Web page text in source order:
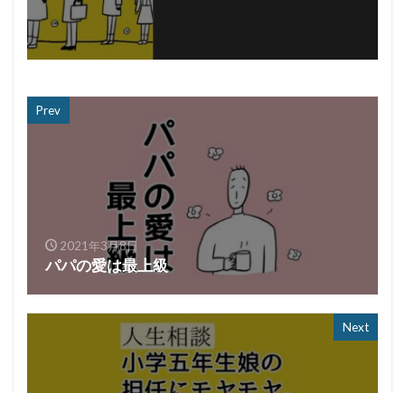
Prev
2021年3月8日
パパの愛は最上級
Next